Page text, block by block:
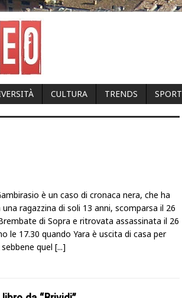
CULTURA TRENDS SPORT
è un caso di cronaca nera, che ha
ragazzina di soli 13 anni, scomparsa il 26
di Sopra e ritrovata assassinata il 26
le 17.30 quando Yara è uscita di casa per
quel [...]